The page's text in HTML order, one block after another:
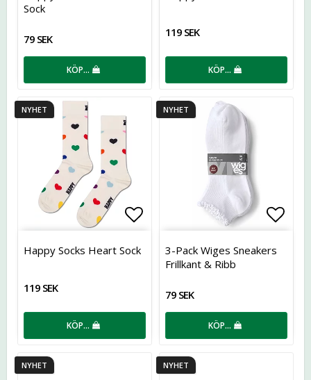
Sock
79 SEK
KÖP…
119 SEK
KÖP…
NYHET
Lägg till i favoritlistan
Happy Socks Heart Sock
119 SEK
KÖP…
NYHET
3-Pack Wiges Sneakers
Frillkant & Ribb
79 SEK
KÖP…
NYHET NYHET